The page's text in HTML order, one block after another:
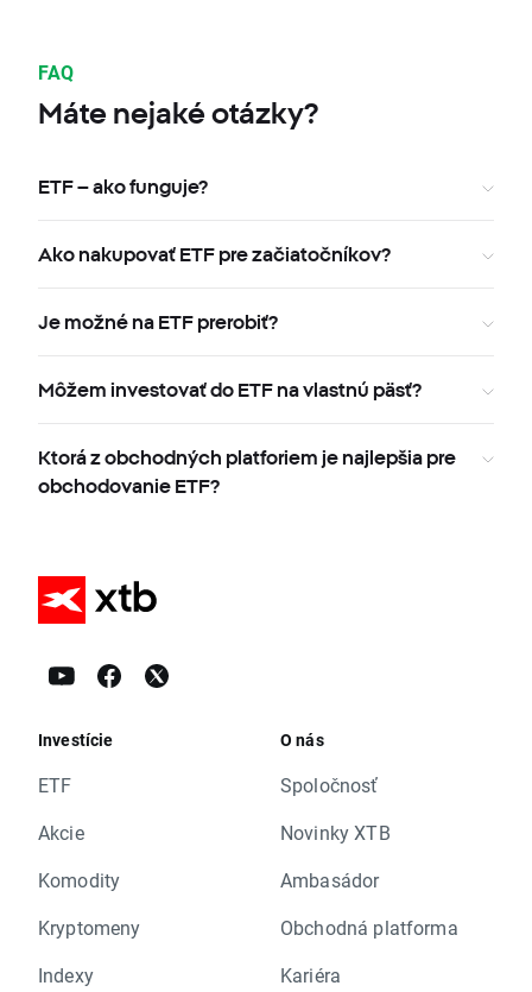
FAQ
Máte nejaké otázky?
ETF – ako funguje?
Ako nakupovať ETF pre začiatočníkov?
Je možné na ETF prerobiť?
Môžem investovať do ETF na vlastnú päsť?
Ktorá z obchodných platforiem je najlepšia pre
obchodovanie ETF?
Investície
ETF
Akcie
Komodity
Kryptomeny
Indexy
O nás
Spoločnosť
Novinky XTB
Ambasádor
Obchodná platforma
Kariéra